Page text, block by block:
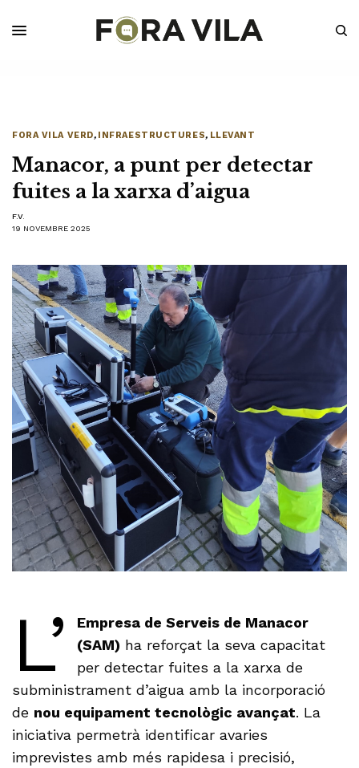
FORA VILA VERD, INFRAESTRUCTURES, LLEVANT
Manacor, a punt per detectar
fuites a la xarxa d’aigua
F.V.
19 NOVEMBRE 2025
L’
Empresa de Serveis de Manacor
(SAM) ha reforçat la seva capacitat
per detectar fuites a la xarxa de
subministrament d’aigua amb la incorporació
de nou equipament tecnològic avançat. La
iniciativa permetrà identificar avaries
imprevistes amb més rapidesa i precisió,